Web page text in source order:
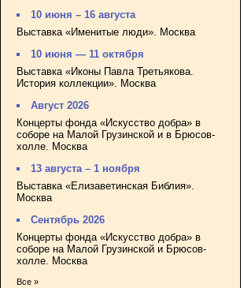
10 июня – 16 августа
Выставка «Именитые люди». Москва
10 июня — 11 октября
Выставка «Иконы Павла Третьякова.
История коллекции». Москва
Август 2026
Концерты фонда «Искусство добра» в
соборе на Малой Грузинской и в Брюсов-
холле. Москва
13 августа – 1 ноября
Выставка «Елизаветинская Библия».
Москва
Сентябрь 2026
Концерты фонда «Искусство добра» в
соборе на Малой Грузинской и Брюсов-
холле. Москва
Все »